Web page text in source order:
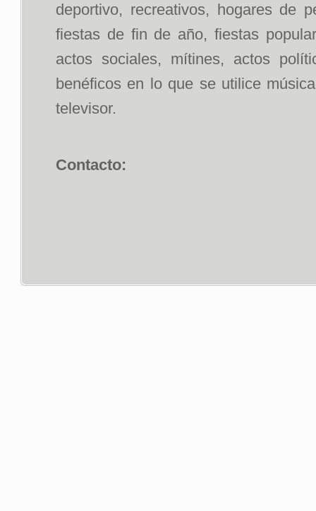
deportivo, recreativos, hogares de
fiestas de fin de año, fiestas
actos sociales, mítines, actos
benéficos en lo que se utilice
televisor.
Contacto: